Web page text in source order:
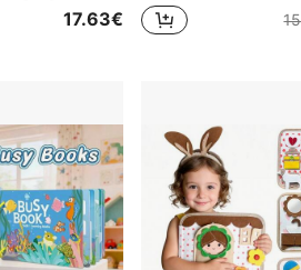
17.63€